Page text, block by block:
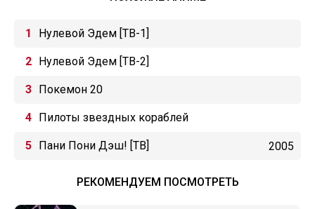
Нулевой Эдем [ТВ-1]
Нулевой Эдем [ТВ-2]
Покемон 20
Пилоты звездных кораблей
Пани Пони Дэш! [ТВ] 2005
РЕКОМЕНДУЕМ ПОСМОТРЕТЬ